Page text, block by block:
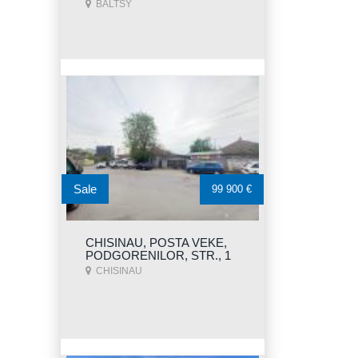
BALTSY
CHISINAU, POSTA VEKE,
PODGORENILOR, STR., 1
CHISINAU
Sale 99 900 €